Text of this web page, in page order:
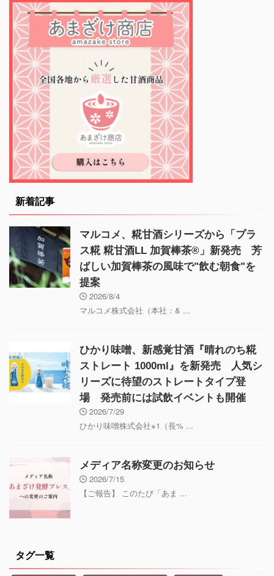
新着記事
マルコメ、糀甘酒シリーズから「プラ
ス糀 糀甘酒LL 加賀棒茶®」新発売 芳
ばしい加賀棒茶の風味で"飲む朝食"を
提案
2026/8/4
マルコメ株式会社（本社：& ...
ひかり味噌、新感覚甘酒『晴れのち糀
ストレート 1000ml』を新発売 人気シ
リーズに待望のストレートタイプ登
場 発売前には試飲イベントも開催
2026/7/29
ひかり味噌株式会社※1（長% ...
メディア名称変更のお知らせ
2026/7/15
【ご報告】 このたび「あま ...
タグ一覧